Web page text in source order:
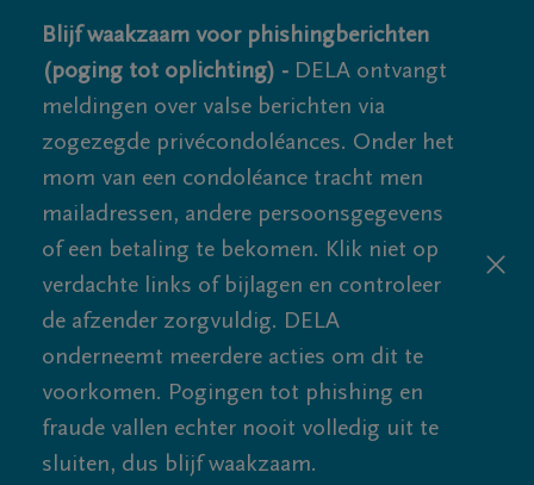
Blijf waakzaam voor phishingberichten
(poging tot oplichting) - DELA ontvangt
meldingen over valse berichten via
zogezegde privécondoléances. Onder het
mom van een condoléance tracht men
mailadressen, andere persoonsgegevens
of een betaling te bekomen. Klik niet op
verdachte links of bijlagen en controleer
de afzender zorgvuldig. DELA
onderneemt meerdere acties om dit te
voorkomen. Pogingen tot phishing en
fraude vallen echter nooit volledig uit te
sluiten, dus blijf waakzaam.